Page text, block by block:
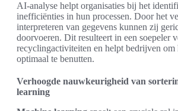
AI-analyse helpt organisaties bij het
inefficiënties in hun processen. Door het
interpreteren van gegevens kunnen zij
doorvoeren. Dit resulteert in een soepeler
recyclingactiviteiten en helpt bedrijven om
optimaal te benutten.
Verhoogde nauwkeurigheid van
learning